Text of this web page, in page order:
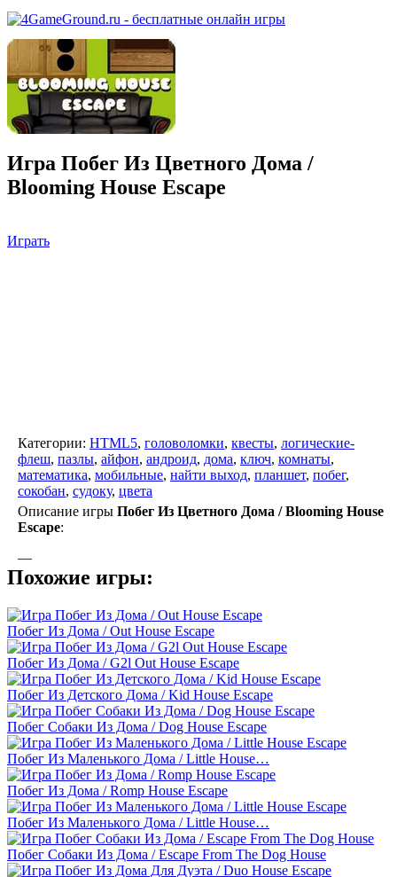
Игра Побег Из Цветного Дома /
Blooming House Escape
Играть
Категории: HTML5, головоломки, квесты, логические-
флеш, пазлы, айфон, андроид, дома, ключ, комнаты,
математика, мобильные, найти выход, планшет, побег,
сокобан, судоку, цвета
Описание игры Побег Из Цветного Дома / Blooming House
Escape:
—
Похожие игры:
Побег Из Дома / Out House Escape
Побег Из Дома / G2l Out House Escape
Побег Из Детского Дома / Kid House Escape
Побег Собаки Из Дома / Dog House Escape
Побег Из Маленького Дома / Little House…
Побег Из Дома / Romp House Escape
Побег Из Маленького Дома / Little House…
Побег Собаки Из Дома / Escape From The Dog House